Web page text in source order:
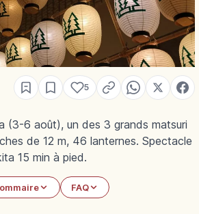
5
(3-6 août), un des 3 grands matsuri
de 12 m, 46 lanternes. Spectacle
15 min à pied.
FAQ